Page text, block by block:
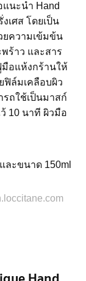
นะนำ Hand
เศส โดยเป็น
ความเข้มข้น
ร้าว และสาร
อแห้งกร้านให้
ล์มเคลือบผิว
ถใช้เป็นมาสก์
10 นาที ผิวมือ
ะขนาด 150ml